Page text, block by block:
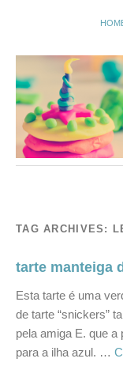
TAG ARCHIVES:
tarte manteiga
Esta tarte é uma
de tarte “snickers”
pela amiga E. que a
para a ilha azul. …